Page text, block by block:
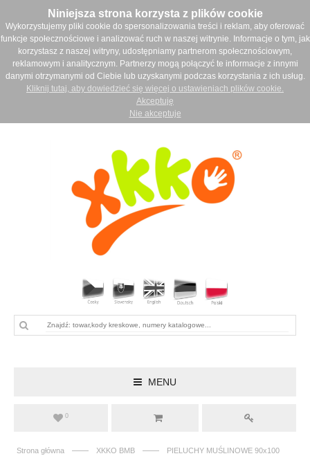
Niniejsza strona korzysta z plików cookie
Wykorzystujemy pliki cookie do spersonalizowania treści i reklam, aby oferować
funkcje społecznościowe i analizować ruch w naszej witrynie. Informacje o tym, jak
korzystasz z naszej witryny, udostępniamy partnerom społecznościowym,
reklamowym i analitycznym. Partnerzy mogą połączyć te informacje z innymi
danymi otrzymanymi od Ciebie lub uzyskanymi podczas korzystania z ich usług.
Kliknij tutaj, aby dowiedzieć się więcej o ustawieniach plików cookie.
Akceptuję
Nie akceptuje
MENU
0
Strona główna —— XKKO BMB —— PIELUCHY MUŚLINOWE 90x100